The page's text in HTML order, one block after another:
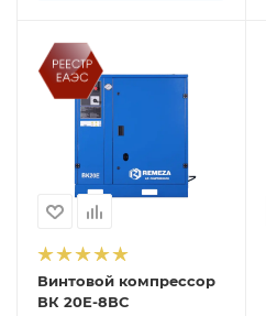
Винтовой компрессор
ВК 20Е-8ВС